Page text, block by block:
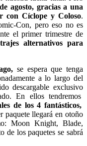
agosto, gracias a una
con Cíclope y Coloso.
Con, pero eso no es
el primer trimestre de
trajes alternativos para
se espera que tenga
a lo largo del
descargable exclusivo
En ellos tendremos
de los 4 fantásticos,
paquete llegará en otoño
Moon Knight, Blade,
de los paquetes se sabrá